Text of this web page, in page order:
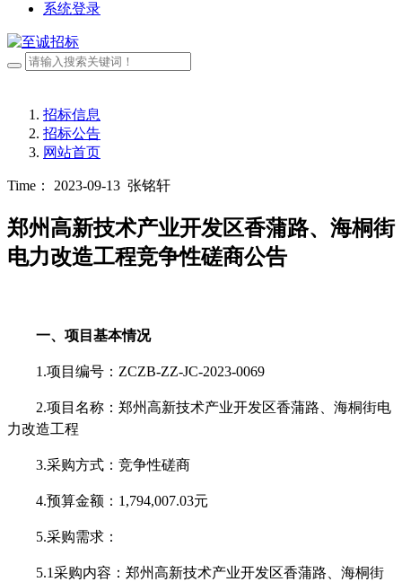
系统登录
招标信息
招标公告
网站首页
Time： 2023-09-13 张铭轩
郑州高新技术产业开发区香蒲路、海桐街
电力改造工程竞争性磋商公告
一、项目基本情况
1.项目编号： ZCZB-ZZ-JC-2023-0069
2.项目名称： 郑州高新技术产业开发区香蒲路、海桐街电
力改造工程
3.采购方式：竞争性磋商
4.预算金额：1,794,007.03元
5.采购需求：
5.1采购内容： 郑州高新技术产业开发区香蒲路、海桐街